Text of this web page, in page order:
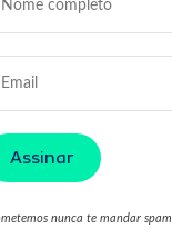
Assinar
nunca te mandar spam